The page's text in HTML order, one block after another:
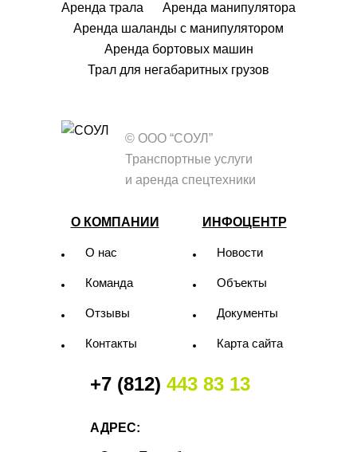
Аренда трала
Аренда манипулятора
Аренда шаланды с манипулятором
Аренда бортовых машин
Трал для негабаритных грузов
© ООО “СОУЛ”
Транспортные услуги
и аренда спецтехники
О КОМПАНИИ
О нас
Команда
Отзывы
Контакты
ИНФОЦЕНТР
Новости
Объекты
Документы
Карта сайта
+7 (812) 443 83 13
АДРЕС: